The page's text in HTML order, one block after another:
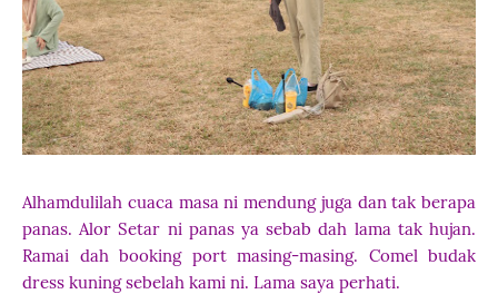
Alhamdulilah cuaca masa ni mendung juga dan tak berapa
panas. Alor Setar ni panas ya sebab dah lama tak hujan.
Ramai dah booking port masing-masing. Comel budak
dress kuning sebelah kami ni. Lama saya perhati.